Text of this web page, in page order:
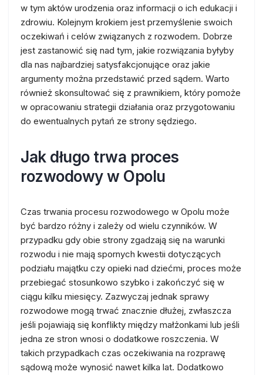
w tym aktów urodzenia oraz informacji o ich edukacji i
zdrowiu. Kolejnym krokiem jest przemyślenie swoich
oczekiwań i celów związanych z rozwodem. Dobrze
jest zastanowić się nad tym, jakie rozwiązania byłyby
dla nas najbardziej satysfakcjonujące oraz jakie
argumenty można przedstawić przed sądem. Warto
również skonsultować się z prawnikiem, który pomoże
w opracowaniu strategii działania oraz przygotowaniu
do ewentualnych pytań ze strony sędziego.
Jak długo trwa proces
rozwodowy w Opolu
Czas trwania procesu rozwodowego w Opolu może
być bardzo różny i zależy od wielu czynników. W
przypadku gdy obie strony zgadzają się na warunki
rozwodu i nie mają spornych kwestii dotyczących
podziału majątku czy opieki nad dziećmi, proces może
przebiegać stosunkowo szybko i zakończyć się w
ciągu kilku miesięcy. Zazwyczaj jednak sprawy
rozwodowe mogą trwać znacznie dłużej, zwłaszcza
jeśli pojawiają się konflikty między małżonkami lub jeśli
jedna ze stron wnosi o dodatkowe roszczenia. W
takich przypadkach czas oczekiwania na rozprawę
sądową może wynosić nawet kilka lat. Dodatkowo